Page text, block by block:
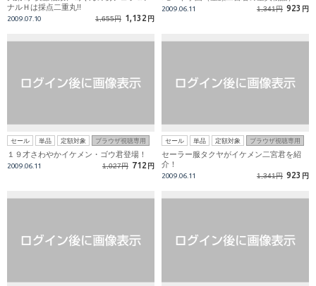
ナルＨは採点二重丸!!
2009.07.10 1,655円 1,132 円
2009.06.11 1,341円 923 円
セール 単品 定額対象 ブラウザ視聴専用
１９才さわやかイケメン・ゴウ君登場！
2009.06.11 1,027円 712 円
セール 単品 定額対象 ブラウザ視聴専用
セーラー服タクヤがイケメン二宮君を紹
介！
2009.06.11 1,341円 923 円